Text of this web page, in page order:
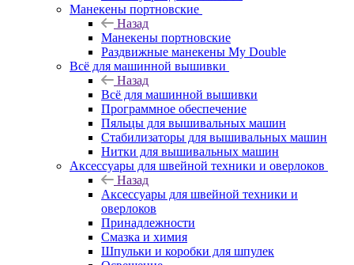
Манекены портновские
Назад
Манекены портновские
Раздвижные манекены My Double
Всё для машинной вышивки
Назад
Всё для машинной вышивки
Программное обеспечение
Пяльцы для вышивальных машин
Стабилизаторы для вышивальных машин
Нитки для вышивальных машин
Аксессуары для швейной техники и оверлоков
Назад
Аксессуары для швейной техники и
оверлоков
Принадлежности
Смазка и химия
Шпульки и коробки для шпулек